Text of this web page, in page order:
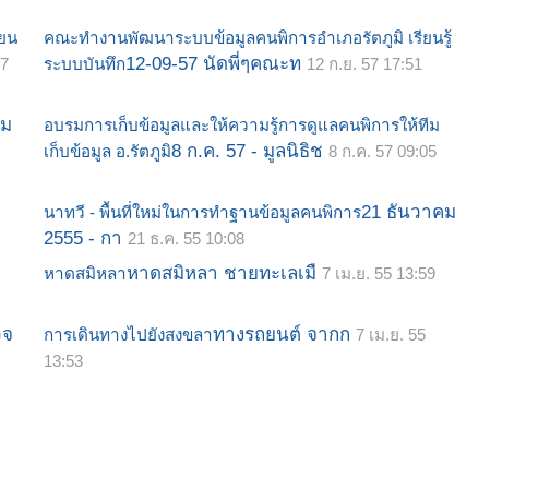
น
คณะทำงานพัฒนาระบบข้อมูลคนพิการอำเภอรัตภูมิ เรียนรู้
ระบบบันทึก12-09-57 นัดพี่ๆคณะท 12 ก.ย. 57 17:51
อบรมการเก็บข้อมูลและให้ความรู้การดูแลคนพิการให้ทีม
เก็บข้อมูล อ.รัตภูมิ8 ก.ค. 57 - มูลนิธิช 8 ก.ค. 57 09:05
นาทวี - พื้นที่ใหม่ในการทำฐานข้อมูลคนพิการ21 ธันวาคม
2555 - กา 21 ธ.ค. 55 10:08
หาดสมิหลาหาดสมิหลา ชายทะเลเมื 7 เม.ย. 55 13:59
การเดินทางไปยังสงขลาทางรถยนต์ จากก 7 เม.ย. 55
13:53